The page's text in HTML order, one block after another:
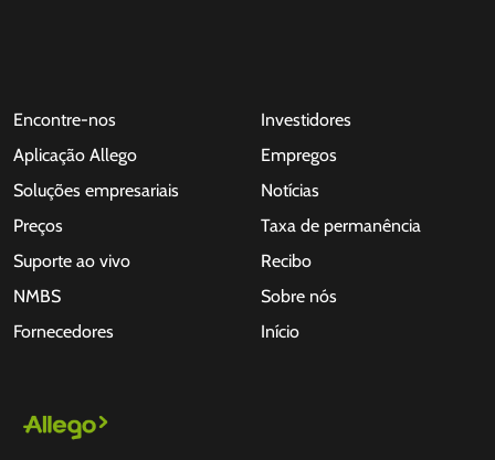
Encontre-nos
Aplicação Allego
Soluções empresariais
Preços
Suporte ao vivo
NMBS
Fornecedores
Investidores
Empregos
Notícias
Taxa de permanência
Recibo
Sobre nós
Início